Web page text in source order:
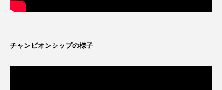
チャンピオンシップの様子